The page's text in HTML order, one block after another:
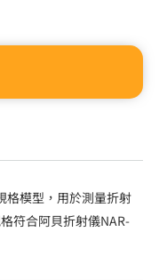
格模型，用於測量折射
符合阿貝折射儀NAR-